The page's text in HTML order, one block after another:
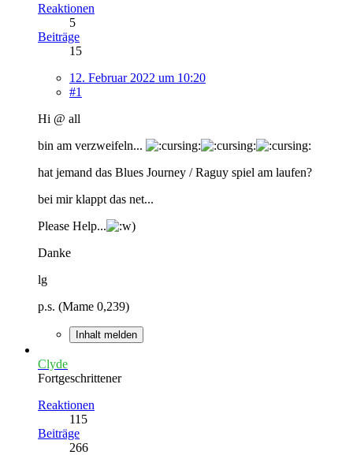
Reaktionen
5
Beiträge
15
12. Februar 2022 um 10:20
#1
Hi @ all
bin am verzweifeln...
hat jemand das Blues Journey / Raguy spiel am laufen?
bei mir klappt das net...
Please Help...
Danke
lg
p.s. (Mame 0,239)
Inhalt melden
Clyde
Fortgeschrittener
Reaktionen
115
Beiträge
266